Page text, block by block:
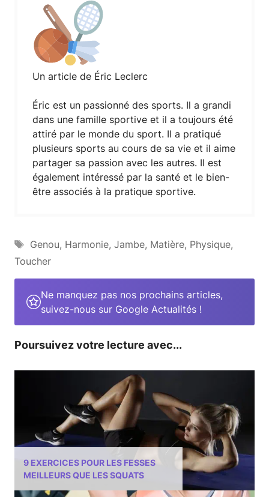
Un article de Éric Leclerc
Éric est un passionné des sports. Il a grandi
dans une famille sportive et il a toujours été
attiré par le monde du sport. Il a pratiqué
plusieurs sports au cours de sa vie et il aime
partager sa passion avec les autres. Il est
également intéressé par la santé et le bien-
être associés à la pratique sportive.
Étiquettes
Genou, Harmonie, Jambe, Matière, Physique,
Toucher
Ne manquez pas nos prochains articles,
suivez-nous sur Google Actualités !
9 EXERCICES POUR LES FESSES
MEILLEURS QUE LES SQUATS
Poursuivez votre lecture avec...